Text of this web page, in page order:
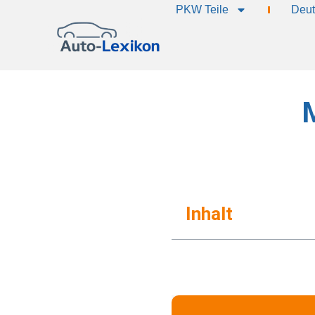
PKW Teile
Inhalt